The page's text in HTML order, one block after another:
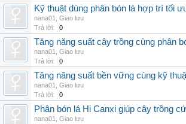
Kỹ thuật dùng phân bón lá hợp trí tối
nana01
Giao lưu
Trả lời:
0
Tăng năng suất cây trồng cùng phân
nana01
Giao lưu
Trả lời:
0
Tăng năng suất bền vững cùng kỹ
nana01
Giao lưu
Trả lời:
0
Phân bón lá Hi Canxi giúp cây trồng
nana01
Giao lưu